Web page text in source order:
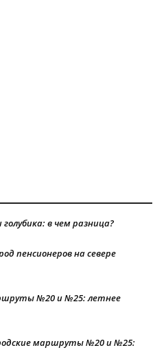
в чем разница?
пенсионеров на севере
№20 и №25: летнее
маршруты №20 и №25: